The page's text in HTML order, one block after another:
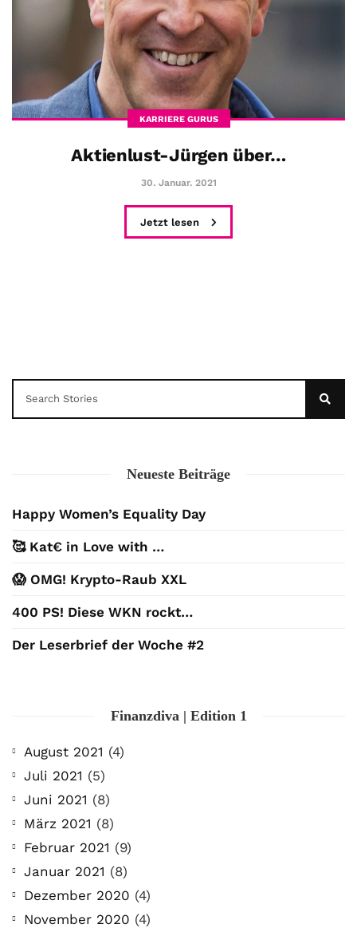
KARRIERE GURUS
Aktienlust-Jürgen über…
30. Januar. 2021
Jetzt lesen
Neueste Beiträge
Happy Women’s Equality Day
🥰 Kat€ in Love with …
😱 OMG! Krypto-Raub XXL
400 PS! Diese WKN rockt…
Der Leserbrief der Woche #2
Finanzdiva | Edition 1
August 2021 (4)
Juli 2021 (5)
Juni 2021 (8)
März 2021 (8)
Februar 2021 (9)
Januar 2021 (8)
Dezember 2020 (4)
November 2020 (4)